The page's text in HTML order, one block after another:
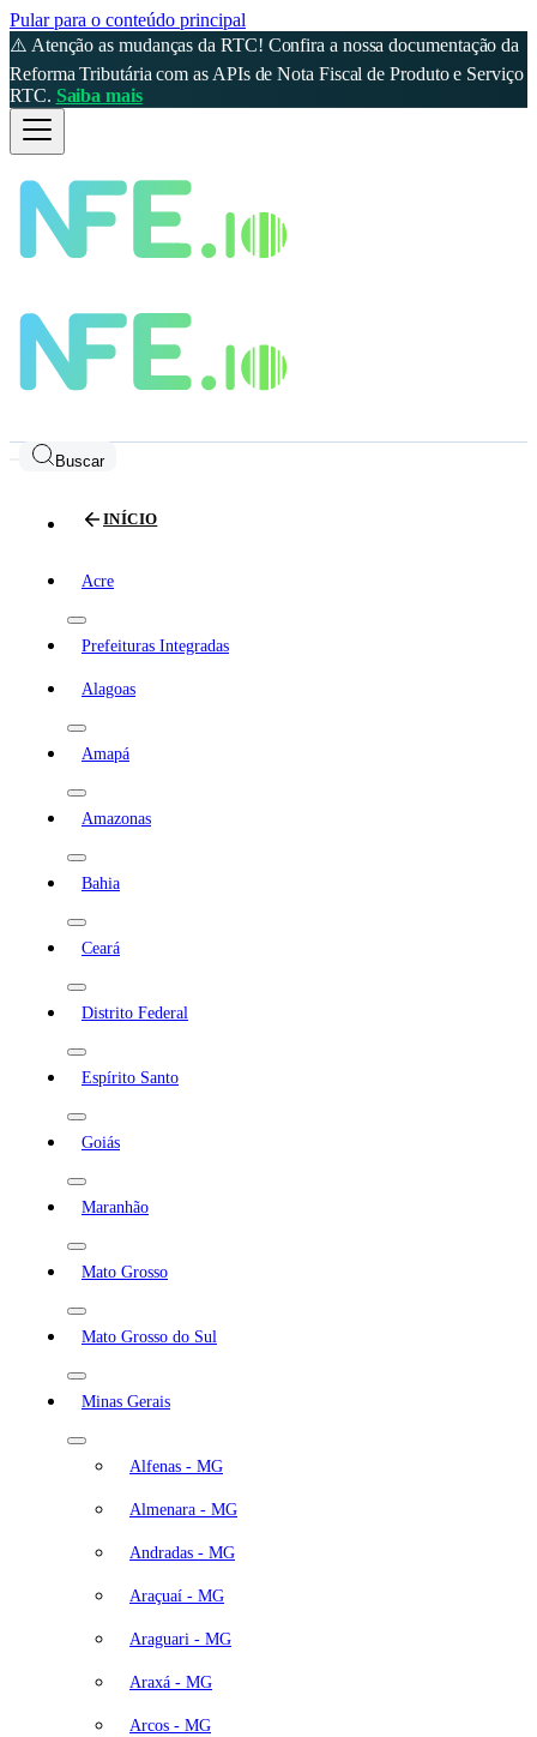
Pular para o conteúdo principal
⚠️ Atenção as mudanças da RTC! Confira a nossa documentação da
Reforma Tributária com as APIs de Nota Fiscal de Produto e Serviço
RTC. Saiba mais
Buscar
INÍCIO
Acre
Prefeituras Integradas
Alagoas
Amapá
Amazonas
Bahia
Ceará
Distrito Federal
Espírito Santo
Goiás
Maranhão
Mato Grosso
Mato Grosso do Sul
Minas Gerais
Alfenas - MG
Almenara - MG
Andradas - MG
Araçuaí - MG
Araguari - MG
Araxá - MG
Arcos - MG